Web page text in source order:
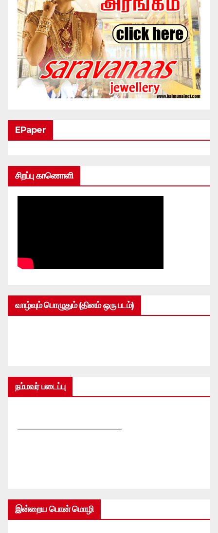
EPaper
சிறப்பு காணொளி
வாழ்வும் பொழுதும் (தினம் ஒரு படம்)
நம்மவர் படைப்பு
—————————————-
இன்றைய பொன் மொழி